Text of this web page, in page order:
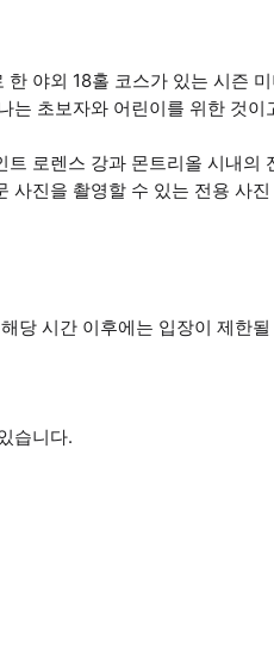
야외 18홀 코스가 있는 시즌
는 초보자와 어린이를 위한 것
로렌스 강과 몬트리올 시내의
사진을 촬영할 수 있는 전용 사
당 시간 이후에는 입장이 제한
습니다.